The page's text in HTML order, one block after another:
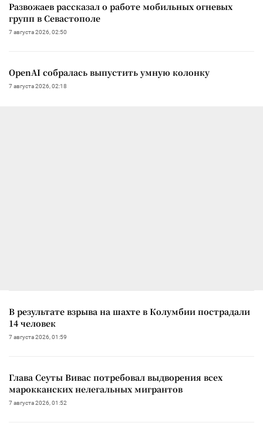
Развожаев рассказал о работе мобильных огневых
групп в Севастополе
7 августа 2026, 02:50
OpenAI собралась выпустить умную колонку
7 августа 2026, 02:18
В результате взрыва на шахте в Колумбии пострадали
14 человек
7 августа 2026, 01:59
Глава Сеуты Вивас потребовал выдворения всех
марокканских нелегальных мигрантов
7 августа 2026, 01:52